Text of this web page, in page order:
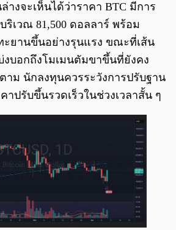
งจะเห็นได้ว่าราคา BTC มีการ
เวณ 81,500 ดอลลาร์ พร้อม
ยานขึ้นอย่างรุนแรง ขณะที่เส้น
งบอกถึงโมเมนตัมขาขึ้นที่ยังคง
าม นักลงทุนควรระวังการปรับฐาน
าปรับขึ้นรวดเร็วในช่วงเวลาสั้น ๆ